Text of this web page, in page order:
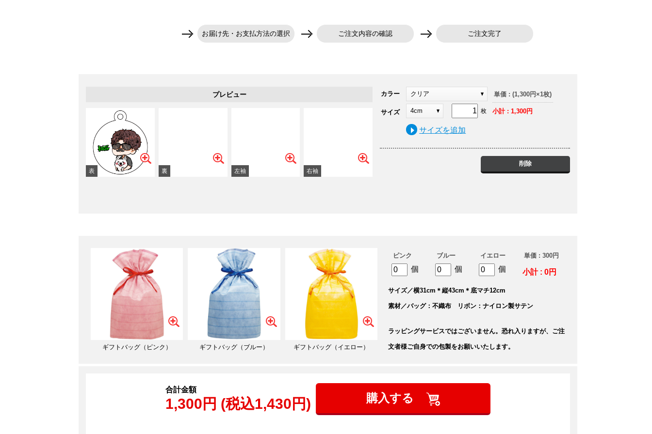
お届け先・お支払方法の選択 ご注文内容の確認 ご注文完了
プレビュー カラー クリア
4cm 枚
サイズ
サイズを追加
単価 : (1,300円×1枚)
小計 : 1,300円
削除
ギフトバッグ（ピンク） ギフトバッグ（ブルー） ギフトバッグ（イエロー）
ピンク
個
ブルー
個
イエロー
個
単価 : 300円
小計 : 0円
サイズ／横31cm＊縦43cm＊底マチ12cm
素材／バッグ：不織布 リボン：ナイロン製サテン
ラッピングサービスではございません。恐れ入りますが、ご注
文者様ご自身での包製をお願いいたします。
合計金額
1,300円 (税込1,430円) 購入する